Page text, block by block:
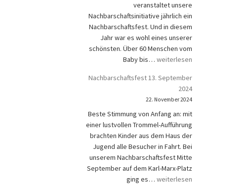
veranstaltet unsere
Nachbarschaftsinitiative jährlich ein
Nachbarschaftsfest. Und in diesem
Jahr war es wohl eines unserer
schönsten. Über 60 Menschen vom
Baby bis… Nachbarschaftsfest 27.09.25
weiterlesen
Nachbarschaftsfest 13. September
2024
22. November 2024
Beste Stimmung von Anfang an: mit
einer lustvollen Trommel-Aufführung
brachten Kinder aus dem Haus der
Jugend alle Besucher in Fahrt. Bei
unserem Nachbarschaftsfest Mitte
September auf dem Karl-Marx-Platz
ging es… Nachbarschaftsfest 13.
weiterlesen